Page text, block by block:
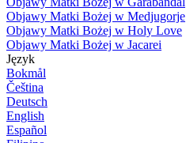
Objawy Matki Bożej w Medjugorje
Objawy Matki Bożej w Holy Love
Objawy Matki Bożej w Jacarei
Język
Bokmål
Čeština
Deutsch
English
Español